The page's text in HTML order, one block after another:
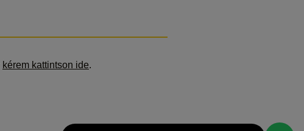
kérem kattintson ide.